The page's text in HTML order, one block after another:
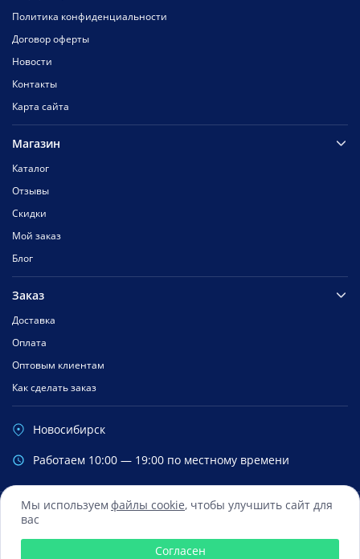
Мы используем файлы cookie, чтобы улучшить сайт для
вас
Согласен
Политика конфиденциальности
Договор оферты
Новости
Контакты
Карта сайта
Магазин
Каталог
Отзывы
Скидки
Мой заказ
Блог
Заказ
Доставка
Оплата
Оптовым клиентам
Как сделать заказ
Новосибирск
Работаем 10:00 — 19:00 по местному времени
Сбербанк
© 2016 — 2026 Все права зарегистрированы ООО «ФиксМобайл»